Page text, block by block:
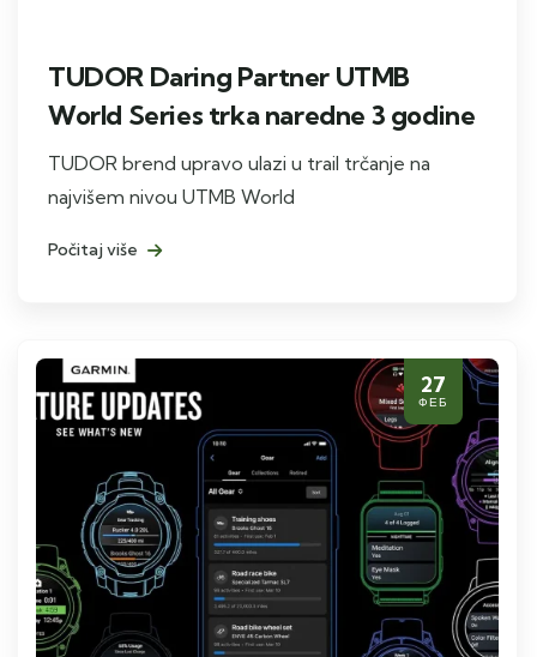
TUDOR Daring Partner UTMB
World Series trka naredne 3 godine
TUDOR brend upravo ulazi u trail trčanje na
najvišem nivou UTMB World
Počitaj više
27
ФЕБ